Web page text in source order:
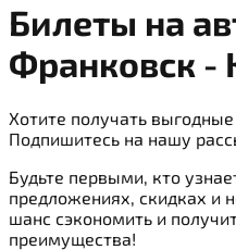
Билеты на
Франковск -
Хотите получать
Подпишитесь на нашу
Будьте первыми, кто
предложениях, скидках и
шанс сэкономить и
преимущества!